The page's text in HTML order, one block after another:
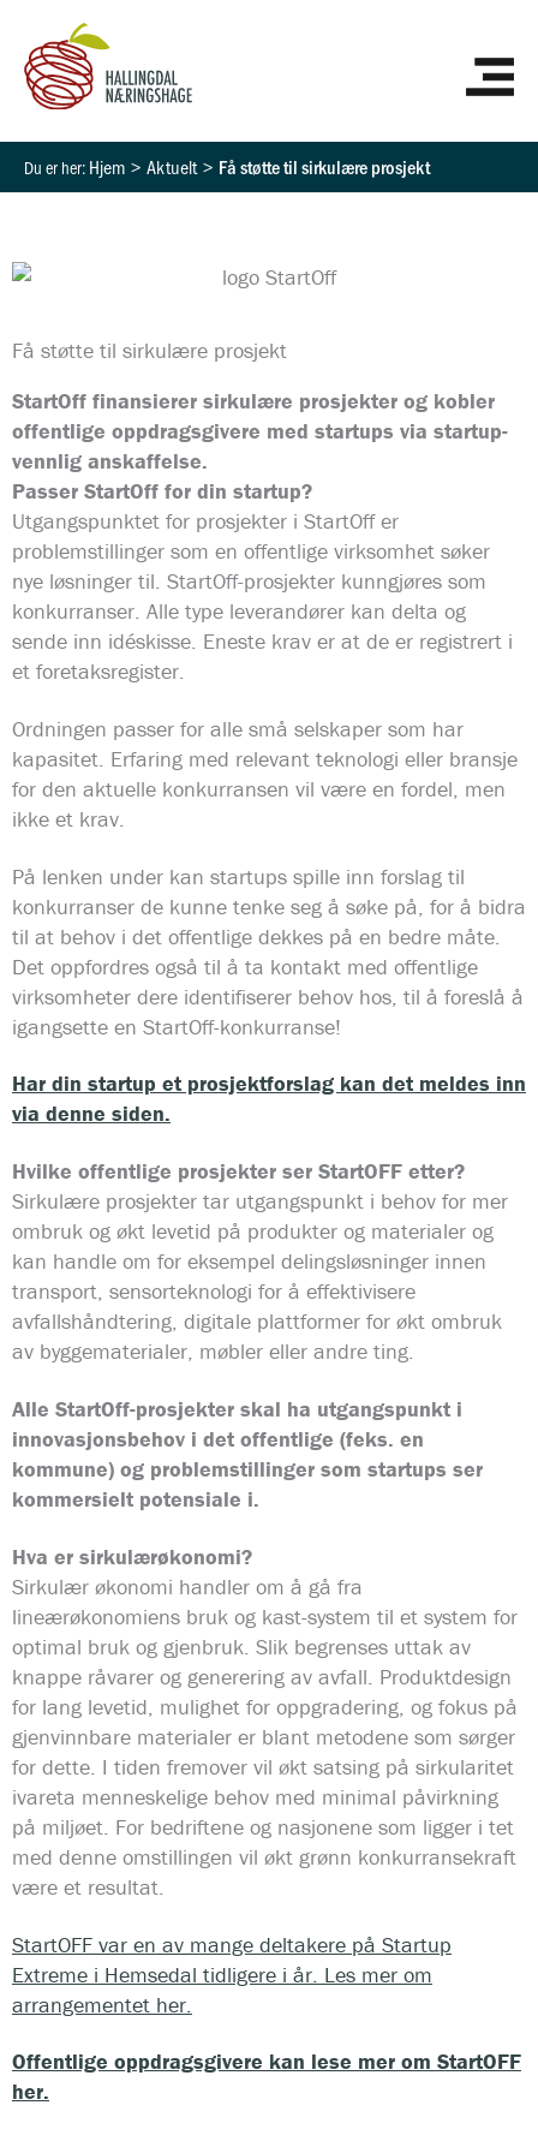
innholdet
Hjem Aktuelt Få støtte til sirkulære prosjekt
Få støtte til sirkulære prosjekt
StartOff finansierer sirkulære prosjekter og kobler
offentlige oppdragsgivere med startups via startup-
vennlig anskaffelse.
Passer StartOff for din startup?
Utgangspunktet for prosjekter i StartOff er
problemstillinger som en offentlige virksomhet søker
nye løsninger til. StartOff-prosjekter kunngjøres som
konkurranser. Alle type leverandører kan delta og
sende inn idéskisse. Eneste krav er at de er registrert i
et foretaksregister.
Ordningen passer for alle små selskaper som har
kapasitet. Erfaring med relevant teknologi eller bransje
for den aktuelle konkurransen vil være en fordel, men
ikke et krav.
På lenken under kan startups spille inn forslag til
konkurranser de kunne tenke seg å søke på, for å bidra
til at behov i det offentlige dekkes på en bedre måte.
Det oppfordres også til å ta kontakt med offentlige
virksomheter dere identifiserer behov hos, til å foreslå å
igangsette en StartOff-konkurranse!
Har din startup et prosjektforslag kan det meldes inn
via denne siden.
Hvilke offentlige prosjekter ser StartOFF etter?
Sirkulære prosjekter tar utgangspunkt i behov for mer
ombruk og økt levetid på produkter og materialer og
kan handle om for eksempel delingsløsninger innen
transport, sensorteknologi for å effektivisere
avfallshåndtering, digitale plattformer for økt ombruk
av byggematerialer, møbler eller andre ting.
Alle StartOff-prosjekter skal ha utgangspunkt i
innovasjonsbehov i det offentlige (feks. en
kommune) og problemstillinger som startups ser
kommersielt potensiale i.
Hva er sirkulærøkonomi?
Sirkulær økonomi handler om å gå fra
lineærøkonomiens bruk og kast-system til et system for
optimal bruk og gjenbruk. Slik begrenses uttak av
knappe råvarer og generering av avfall. Produktdesign
for lang levetid, mulighet for oppgradering, og fokus på
gjenvinnbare materialer er blant metodene som sørger
for dette. I tiden fremover vil økt satsing på sirkularitet
ivareta menneskelige behov med minimal påvirkning
på miljøet. For bedriftene og nasjonene som ligger i tet
med denne omstillingen vil økt grønn konkurransekraft
være et resultat.
StartOFF var en av mange deltakere på Startup
Extreme i Hemsedal tidligere i år. Les mer om
arrangementet her.
Offentlige oppdragsgivere kan lese mer om StartOFF
her.